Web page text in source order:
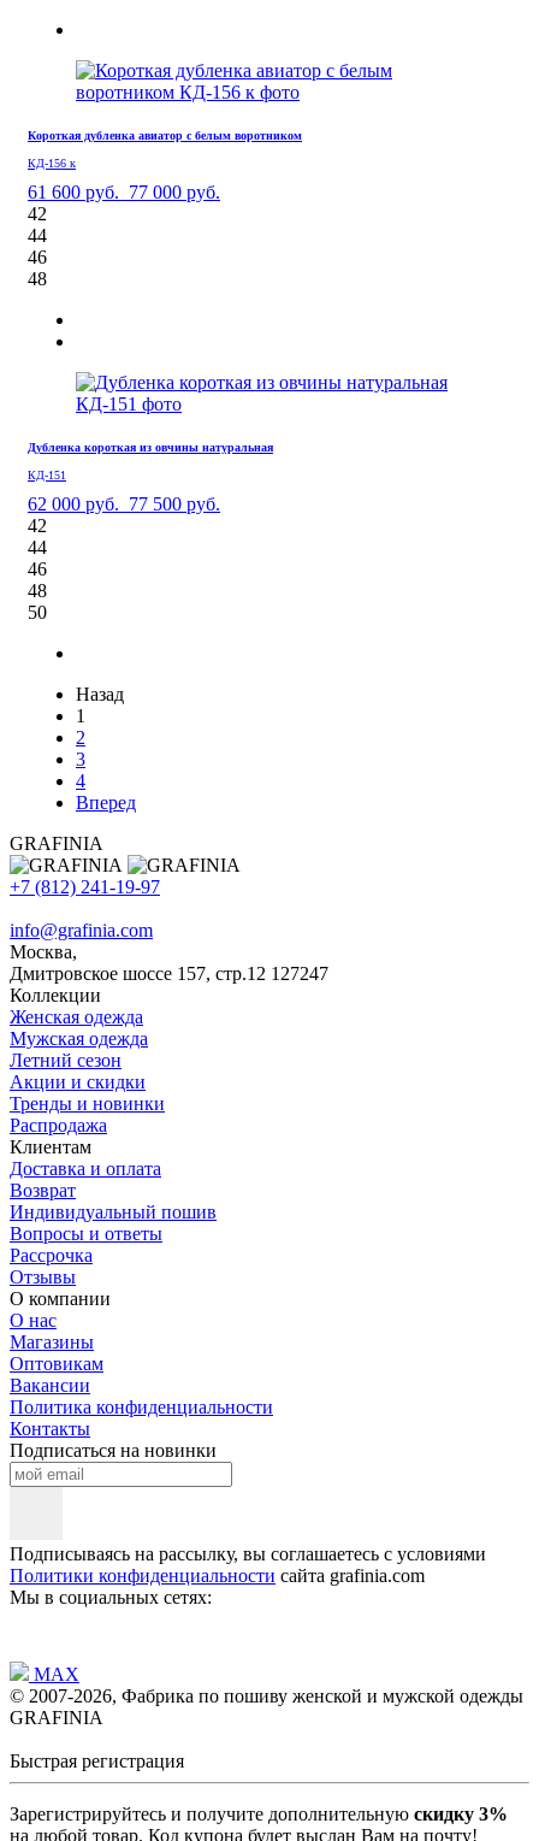
Короткая дубленка авиатор с белым воротником
КД-156 к
61 600 руб. 77 000 руб.
42
44
46
48
Дубленка короткая из овчины натуральная
КД-151
62 000 руб. 77 500 руб.
42
44
46
48
50
Назад
1
2
3
4
Вперед
GRAFINIA
+7 (812) 241-19-97
info@grafinia.com
Москва,
Дмитровское шоссе 157, стр.12 127247
Коллекции
Женская одежда
Мужская одежда
Летний сезон
Акции и скидки
Тренды и новинки
Распродажа
Клиентам
Доставка и оплата
Возврат
Индивидуальный пошив
Вопросы и ответы
Рассрочка
Отзывы
О компании
О нас
Магазины
Оптовикам
Вакансии
Политика конфиденциальности
Контакты
Подписаться на новинки
Подписываясь на рассылку, вы соглашаетесь с условиями
Политики конфиденциальности сайта grafinia.com
Мы в социальных сетях:
MAX
© 2007-2026, Фабрика по пошиву женской и мужской одежды
GRAFINIA
Быстрая регистрация
Зарегистрируйтесь и получите дополнительную скидку 3%
на любой товар. Код купона будет выслан Вам на почту!